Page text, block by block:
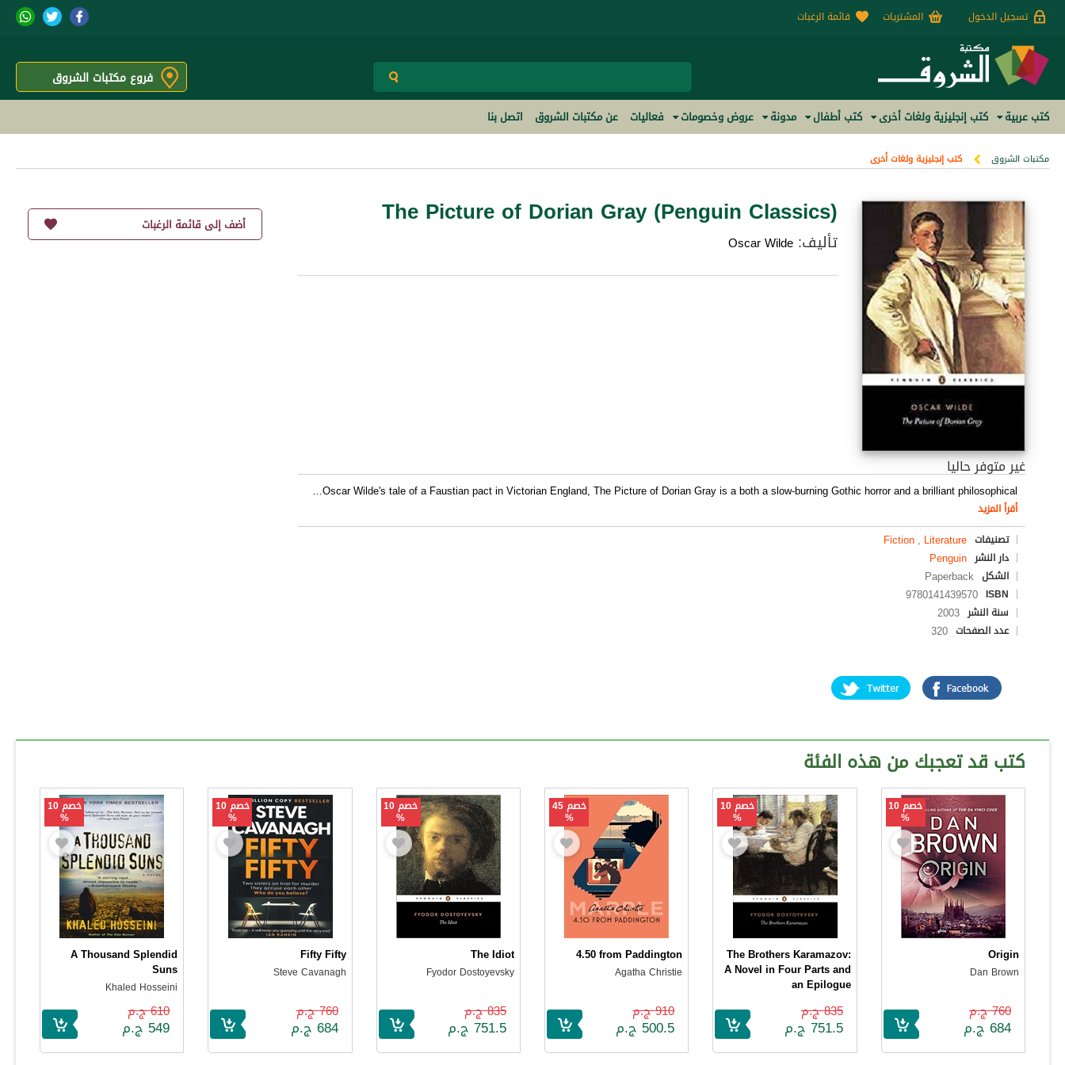
تسجيل الدخول المشتريات قائمة الرغبات
فروع مكتبات الشروق
كتب عربية كتب إنجليزية ولغات أخرى كتب أطفال مدونة عروض وخصومات فعاليات عن مكتبات الشروق اتصل بنا
مكتبات الشروق كتب إنجليزية ولغات أخرى
The Picture of Dorian Gray (Penguin Classics)
تأليف: Oscar Wilde
غير متوفر حاليا
Oscar Wilde's tale of a Faustian pact in Victorian England, The Picture of Dorian Gray is a both a slow-burning Gothic horror and a brilliant philosophical
…
أقرأ المزيد
تصنيفات Fiction , Literature
دار النشر Penguin
الشكل Paperback
ISBN
9780141439570
سنة النشر 2003
عدد الصفحات 320
أضف إلى قائمة الرغبات
كتب قد تعجبك من هذه الفئة
خصم 10
%
Origin
Dan Brown
760 ج.م
684 ج.م
خصم 10
%
The Brothers Karamazov:
A Novel in Four Parts and
an Epilogue
Fyodor Dostoyevsky
835 ج.م
751.5 ج.م
خصم 45
%
4.50 from Paddington
Agatha Christie
910 ج.م
500.5 ج.م
خصم 10
%
The Idiot
Fyodor Dostoyevsky
835 ج.م
751.5 ج.م
خصم 10
%
Fifty Fifty
Steve Cavanagh
760 ج.م
684 ج.م
خصم 10
%
A Thousand Splendid
Suns
Khaled Hosseini
610 ج.م
549 ج.م